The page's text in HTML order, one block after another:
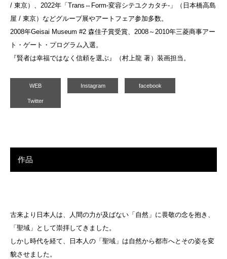
/ 東京）、2022年「Trans⇔Form-変容シテユクカタチ-」（日本橋高島
屋 / 東京）などグループ展やアートフェア参加多数。
2008年Geisai Museum #2 森佳子賞受賞、2008～2010年三菱商事アー
ト・ゲート・プログラム入選。
『賢者は幸福ではなく信頼を選ぶ』（村上龍 著）装画担当。
WEB Instagram facebook
Twitter
作品
古来より日本人は、人間の力が及ばない「自然」に畏敬の念を抱き、
「聖域」として崇拝してきました。
しかし時代を経て、日本人の「聖域」は自然から都市へとその姿を変
貌させました。